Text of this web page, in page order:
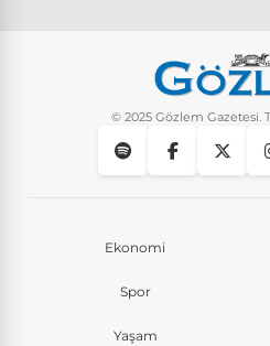
Instagram’da keşfet nasıl
© 2025 Gözlem Gazetesi.
Ekonomi
Spor
Yaşam